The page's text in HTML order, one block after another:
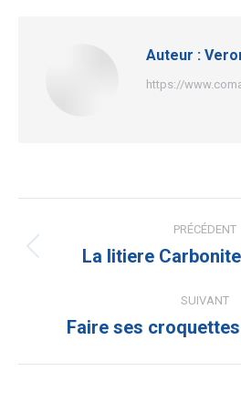
Auteur :
https://
article
PRÉCÉDENT
Article
:
La litiere
SUIVANT
Article
Faire ses